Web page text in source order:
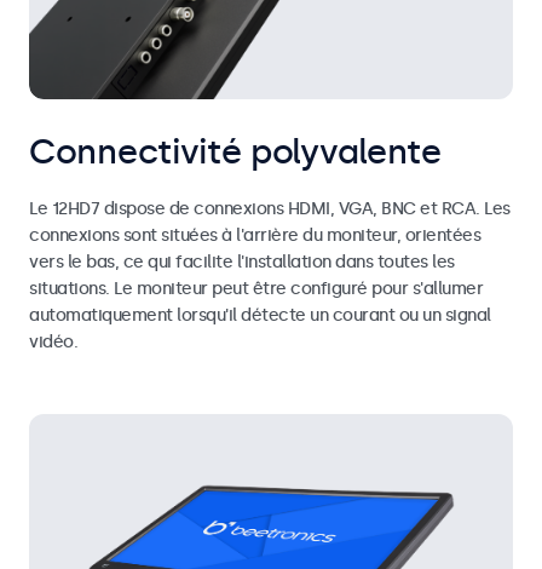
Connectivité polyvalente
Le 12HD7 dispose de connexions HDMI, VGA, BNC et RCA. Les
connexions sont situées à l'arrière du moniteur, orientées
vers le bas, ce qui facilite l'installation dans toutes les
situations. Le moniteur peut être configuré pour s'allumer
automatiquement lorsqu'il détecte un courant ou un signal
vidéo.